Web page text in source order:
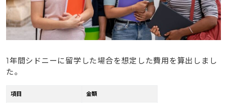
1年間シドニーに留学した場合を想定した費用を算出しまし
た。
項目 金額